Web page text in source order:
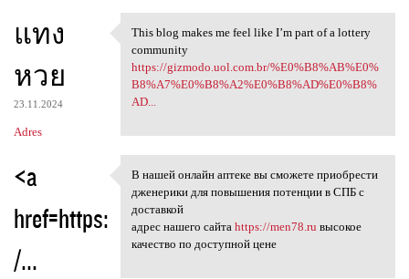
แทง
หวย
23.11.2024
Adres
This blog makes me feel like
This blog makes me feel like I’m part of a lottery
community
https://gizmodo.uol.com.br/%E0%B8%AB%E0%
B8%A7%E0%B8%A2%E0%B8%AD%E0%B8%
AD...
<a
href=https:
/...
В нашей онлайн аптеке вы
В нашей онлайн аптеке вы сможете приобрести
дженерики для повышения потенции в СПБ с
доставкой
адрес нашего сайта https://men78.ru высокое
качество по доступной цене